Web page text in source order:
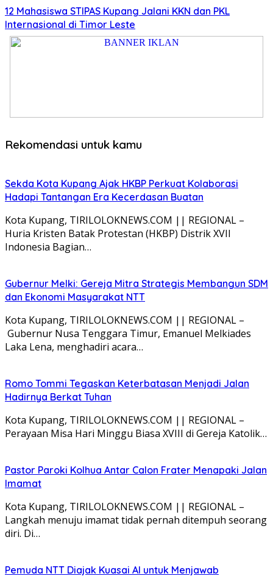
12 Mahasiswa STIPAS Kupang Jalani KKN dan PKL
Internasional di Timor Leste
Rekomendasi untuk kamu
Sekda Kota Kupang Ajak HKBP Perkuat Kolaborasi
Hadapi Tantangan Era Kecerdasan Buatan
Kota Kupang, TIRILOLOKNEWS.COM || REGIONAL –
Huria Kristen Batak Protestan (HKBP) Distrik XVII
Indonesia Bagian…
Gubernur Melki: Gereja Mitra Strategis Membangun SDM
dan Ekonomi Masyarakat NTT
Kota Kupang, TIRILOLOKNEWS.COM || REGIONAL –
Gubernur Nusa Tenggara Timur, Emanuel Melkiades
Laka Lena, menghadiri acara…
Romo Tommi Tegaskan Keterbatasan Menjadi Jalan
Hadirnya Berkat Tuhan
Kota Kupang, TIRILOLOKNEWS.COM || REGIONAL –
Perayaan Misa Hari Minggu Biasa XVIII di Gereja Katolik…
Pastor Paroki Kolhua Antar Calon Frater Menapaki Jalan
Imamat
Kota Kupang, TIRILOLOKNEWS.COM || REGIONAL –
Langkah menuju imamat tidak pernah ditempuh seorang
diri. Di…
Pemuda NTT Diajak Kuasai AI untuk Menjawab